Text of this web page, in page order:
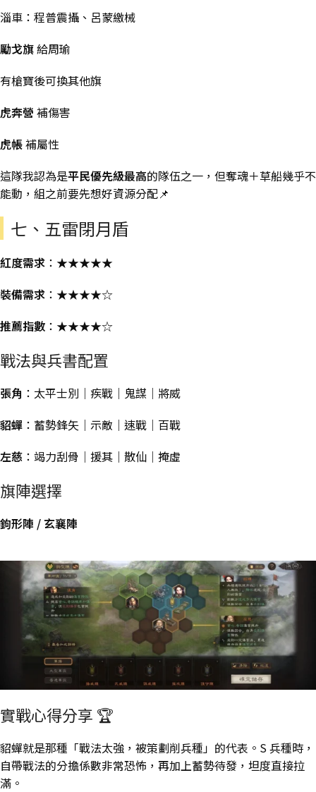
淄車：程普震攝、呂蒙繳械
勵戈旗給周瑜
有槍寶後可換其他旗
虎奔營 補傷害
虎帳補屬性
這隊我認為是平民優先級最高的隊伍之一，但奪魂＋草船幾乎不
能動，組之前要先想好資源分配📌
七、五雷閉月盾
紅度需求 ：★★★★★
裝備需求 ：★★★★☆
推薦指數 ：★★★★☆
戰法與兵書配置
張角 ：太平士別｜疾戰｜鬼謀｜將威
貂蟬 ：蓄勢鋒矢｜示敵｜速戰｜百戰
左慈 ：竭力刮骨｜援其｜散仙｜掩虛
旗陣選擇
鉤形陣 / 玄襄陣
實戰心得分享 🏆
貂蟬就是那種「戰法太強，被策劃削兵種」的代表。S 兵種時，
自帶戰法的分擔係數非常恐怖，再加上蓄勢待發，坦度直接拉
滿。